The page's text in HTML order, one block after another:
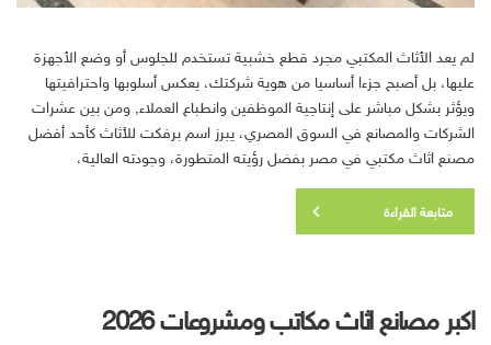
لم يعد الأثاث المكتبي مجرد قطع خشبية تستخدم للجلوس أو وضع الأجهزة
عليها، بل أصبح جزءا أساسيا من هوية شركتك، يعكس أسلوبها واحترافيتها
ويؤثر بشكل مباشر على إنتاجية الموظفين وانطباع العملاء, ومن بين عشرات
الشركات والمصانع في السوق المصري، يبرز اسم برفكت للأثاث كأحد أفضل
مصنع اثاث مكتبي في مصر بفضل رؤيته المتطورة، وجودته العالية،
متابعة القراءة
اكبر مصانع اثاث مكاتب ومشروعات 2026